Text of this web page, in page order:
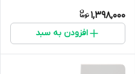
1,398,000
افزودن به سبد